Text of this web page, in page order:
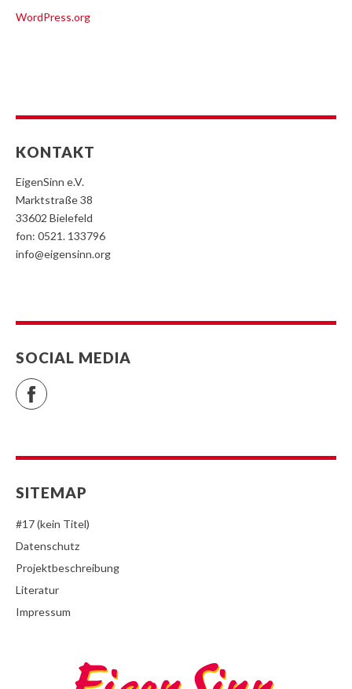
WordPress.org
KONTAKT
EigenSinn e.V.
Marktstraße 38
33602 Bielefeld
fon: 0521. 133796
info@eigensinn.org
SOCIAL MEDIA
Facebook
SITEMAP
#17 (kein Titel)
Datenschutz
Projektbeschreibung
Literatur
Impressum